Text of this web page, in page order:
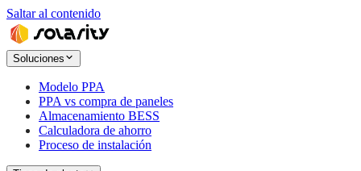
Saltar al contenido
Soluciones
Modelo PPA
PPA vs compra de paneles
Almacenamiento BESS
Calculadora de ahorro
Proceso de instalación